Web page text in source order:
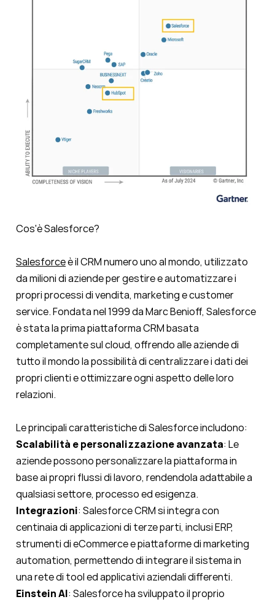
Cos'è Salesforce?
Salesforceè il CRM numero uno al mondo, utilizzato
da milioni di aziende per gestire e automatizzare i
propri processi di vendita, marketing e customer
service. Fondata nel 1999 da Marc Benioff, Salesforce
è stata la prima piattaforma CRM basata
completamente sul cloud, offrendo alle aziende di
tutto il mondo la possibilità di centralizzare i dati dei
propri clienti e ottimizzare ogni aspetto delle loro
relazioni.
Le principali caratteristiche di Salesforce includono:
Scalabilità e personalizzazione avanzata: Le
aziende possono personalizzare la piattaforma in
base ai propri flussi di lavoro, rendendola adattabile a
qualsiasi settore, processo ed esigenza.
Integrazioni: Salesforce CRM si integra con
centinaia di applicazioni di terze parti, inclusi ERP,
strumenti di eCommerce e piattaforme di marketing
automation, permettendo di integrare il sistema in
una rete di tool ed applicativi aziendali differenti.
Einstein AI: Salesforce ha sviluppato il proprio